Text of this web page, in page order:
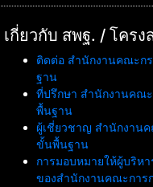
เกี่ยวกับ สพฐ. / โครง
ติดต่อ สำนักงานคณะก
ฐาน
ที่ปรึกษา สำนักงานคณ
พื้นฐาน
ผู้เชี่ยวชาญ สำนักงาน
ขั้นพื้นฐาน
การมอบหมายให้ผู้บริห
ของสำนักงานคณะกา